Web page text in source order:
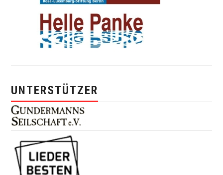
UNTERSTÜTZER